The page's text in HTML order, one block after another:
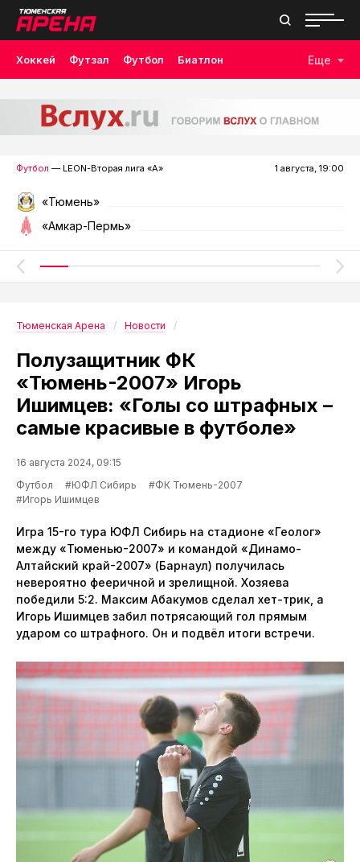
Хоккей Футзал Футбол Биатлон Еще
Футбол — LEON-Вторая лига «А» 1 августа, 19:00
«Тюмень»
«Амкар-Пермь»
Тюменская Арена Новости
Полузащитник ФК
«Тюмень-2007» Игорь
Ишимцев: «Голы со штрафных –
самые красивые в футболе»
16 августа 2024, 09:15
Футбол
#ЮФЛ Сибирь
#ФК Тюмень-2007
#Игорь Ишимцев
Игра 15-го тура ЮФЛ Сибирь на стадионе «Геолог»
между «Тюменью-2007» и командой «Динамо-
Алтайский край-2007» (Барнаул) получилась
невероятно фееричной и зрелищной. Хозяева
победили 5:2. Максим Абакумов сделал хет-трик, а
Игорь Ишимцев забил потрясающий гол прямым
ударом со штрафного. Он и подвёл итоги встречи.